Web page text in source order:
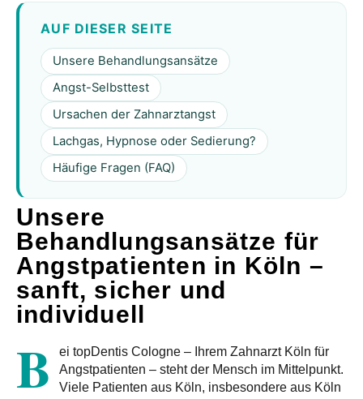
AUF DIESER SEITE
Unsere Behandlungsansätze
Angst-Selbsttest
Ursachen der Zahnarztangst
Lachgas, Hypnose oder Sedierung?
Häufige Fragen (FAQ)
Unsere
Behandlungsansätze für
Angstpatienten in Köln –
sanft, sicher und
individuell
B ei topDentis Cologne – Ihrem Zahnarzt Köln für
Angstpatienten – steht der Mensch im Mittelpunkt.
Viele Patienten aus Köln, insbesondere aus Köln